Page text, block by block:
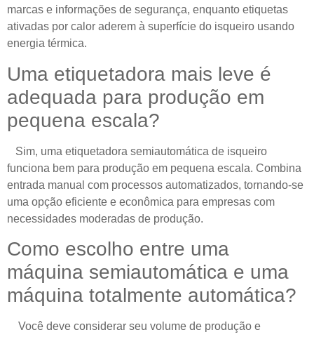
marcas e informações de segurança, enquanto etiquetas
ativadas por calor aderem à superfície do isqueiro usando
energia térmica.
Uma etiquetadora mais leve é ​​
adequada para produção em
pequena escala?
Sim, uma etiquetadora semiautomática de isqueiro
funciona bem para produção em pequena escala. Combina
entrada manual com processos automatizados, tornando-se
uma opção eficiente e econômica para empresas com
necessidades moderadas de produção.
Como escolho entre uma
máquina semiautomática e uma
máquina totalmente automática?
Você deve considerar seu volume de produção e